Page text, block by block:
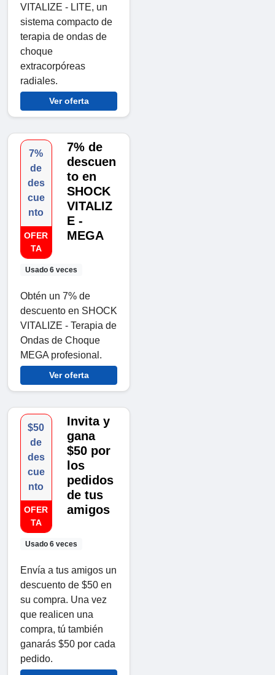
VITALIZE - LITE, un
sistema compacto de
terapia de ondas de
choque
extracorpóreas
radiales.
Ver oferta
7%
de
des
cue
nto
OFER
TA
Usado 6 veces
7% de
descuen
to en
SHOCK
VITALIZ
E -
MEGA
Obtén un 7% de
descuento en SHOCK
VITALIZE - Terapia de
Ondas de Choque
MEGA profesional.
Ver oferta
$50
de
des
cue
nto
OFER
TA
Usado 6 veces
Invita y
gana
$50 por
los
pedidos
de tus
amigos
Envía a tus amigos un
descuento de $50 en
su compra. Una vez
que realicen una
compra, tú también
ganarás $50 por cada
pedido.